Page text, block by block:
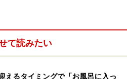
るマナー3：子ども
て読みたい
えるタイミングで「お風呂に入っ